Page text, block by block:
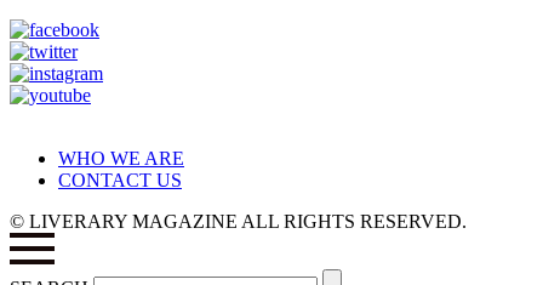
WHO WE ARE
CONTACT US
© LIVERARY MAGAZINE ALL RIGHTS RESERVED.